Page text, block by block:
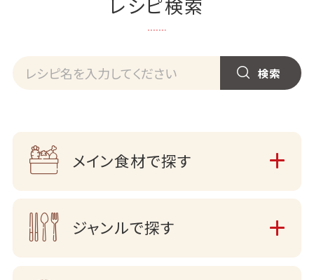
レシピ検索
メイン食材で探す
ジャンルで探す